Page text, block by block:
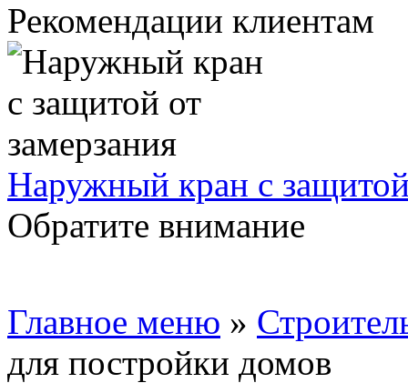
Рекомендации клиентам
Наружный кран с
Обратите внимание
Главное меню »
для постройки домов